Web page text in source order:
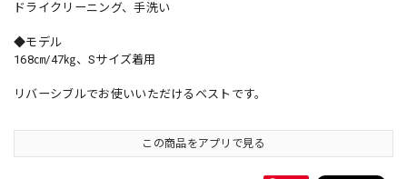
ドライクリーニング、手洗い
◆モデル
168㎝/47㎏、Sサイズ着用
リバーシブルでお使いいただけるベストです。
この商品をアプリで見る